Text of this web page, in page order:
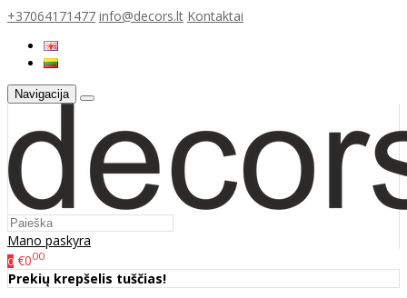
+37064171477 info@decors.lt Kontaktai
Navigacija
Mano paskyra
0 €000
Prekių krepšelis tuščias!